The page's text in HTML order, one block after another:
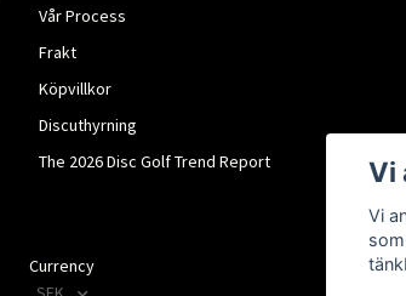
Vår Process
Frakt
Köpvillkor
Discuthyrning
The 2026 Disc Golf Trend Report
Currency
Vi
Vi